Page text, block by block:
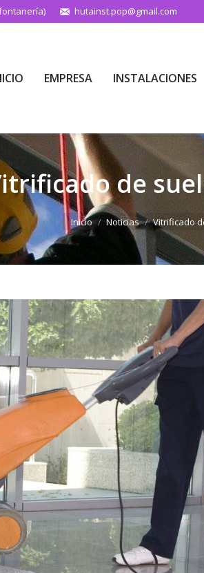
hutainst.pop@gmail.com
EMPRESA INSTALACIONES
de
Estás aquí:
Inicio Noticias Vitrificado